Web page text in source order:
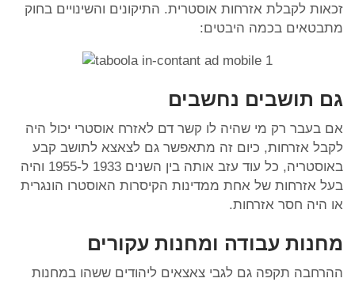
זכאות לקבלת אזרחות אוסטרית. התיקונים והשינויים בחוק
מתבטאים בכמה היבטים:
גם תושבים נחשבים
אם בעבר רק מי שהיה לו קשר דם לאזרח אוסטרי יכול היה
לקבל אזרחות, כיום זה מתאפשר גם לצאצא לתושב קבע
באוסטריה, כל עוד עזב אותה בין השנים 1933 ל-1955 והיה
בעל אזרחות של אחת ממדינות הקיסרות האוסטרו הונגרית
או היה חסר אזרחות.
מחנות עבודה ומחנות עקורים
ההרחבה תקפה גם לגבי צאצאים ליהודים ששהו במחנות